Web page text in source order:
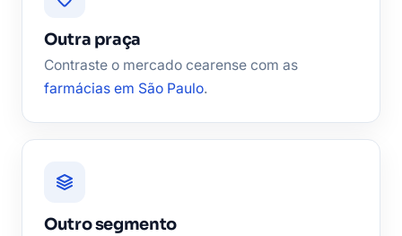
Outra praça
Contraste o mercado cearense com as
farmácias em São Paulo.
Outro segmento